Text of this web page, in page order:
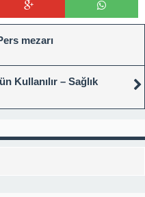
mezarı
Kullanılır – Sağlık